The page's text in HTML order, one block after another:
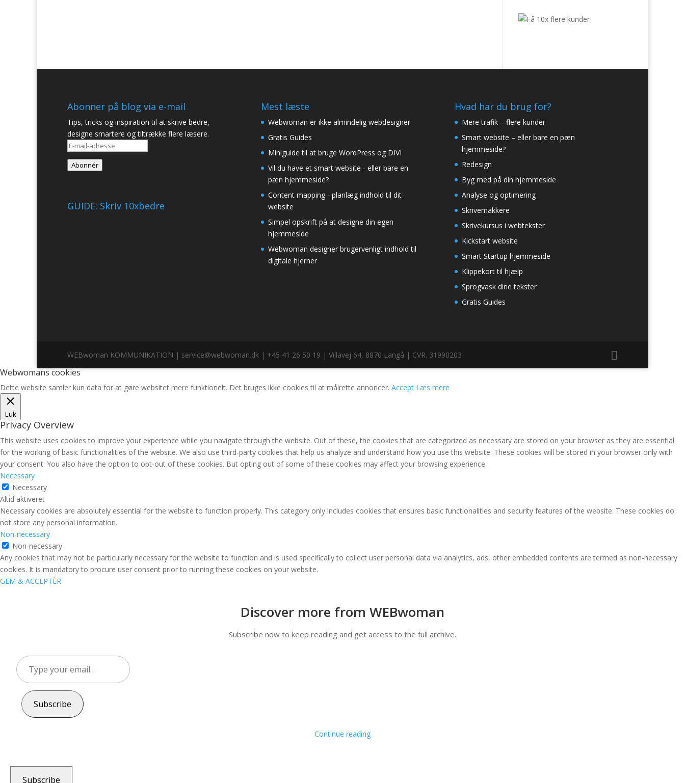
Abonner på blog via e-mail
Tips, tricks og inspiration til at skrive bedre,
designe smartere og tiltrække flere læsere.
E-
adresse
Abonnér
GUIDE: Skriv 10xbedre
Mest læste
Webwoman er ikke almindelig webdesigner
Gratis Guides
Miniguide til at bruge WordPress og DIVI
Vil du have et smart website - eller bare en
pæn hjemmeside?
Content mapping - planlæg indhold til dit
website
Simpel opskrift på at designe din egen
hjemmeside
Webwoman designer brugervenligt indhold til
digitale hjerner
Hvad har du brug for?
Mere trafik – flere kunder
Smart website – eller bare en pæn
hjemmeside?
Redesign
Byg med på din hjemmeside
Analyse og optimering
Skrivemakkere
Skrivekursus i webtekster
Kickstart website
Smart Startup hjemmeside
Klippekort til hjælp
Sprogvask dine tekster
Gratis Guides
WEBwoman KOMMUNIKATION | service@webwoman.dk | +45 41 26 50 19 | Villavej 64, 8870 Langå | CVR. 31990203
Webwomans cookies
Dette website samler kun data for at gøre websitet mere funktionelt. Det bruges ikke cookies til at målrette annoncer. Accept Læs mere
Luk
Privacy Overview
This website uses cookies to improve your experience while you navigate through the website. Out of these, the cookies that are categorized as necessary are stored on your browser as they are essential
for the working of basic functionalities of the website. We also use third-party cookies that help us analyze and understand how you use this website. These cookies will be stored in your browser only with
your consent. You also have the option to opt-out of these cookies. But opting out of some of these cookies may affect your browsing experience.
Necessary
Necessary
Altid aktiveret
Necessary cookies are absolutely essential for the website to function properly. This category only includes cookies that ensures basic functionalities and security features of the website. These cookies do
not store any personal information.
Non-necessary
Non-necessary
Any cookies that may not be particularly necessary for the website to function and is used specifically to collect user personal data via analytics, ads, other embedded contents are termed as non-necessary
cookies. It is mandatory to procure user consent prior to running these cookies on your website.
GEM & ACCEPTÈR
Discover more from WEBwoman
Subscribe now to keep reading and get access to the full archive.
Type
your
email…
Subscribe
Continue reading
Subscribe